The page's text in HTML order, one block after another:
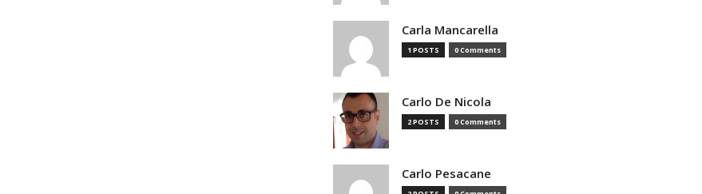
Carla Mancarella
1 POSTS 0 Comments
Carlo De Nicola
2 POSTS 0 Comments
Carlo Pesacane